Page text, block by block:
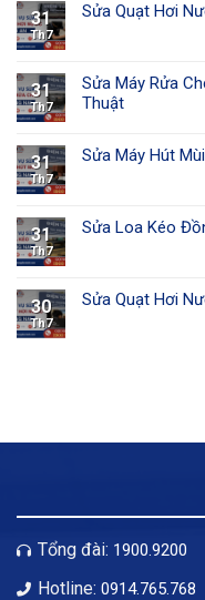
31
Th7
Sửa Quạt Hơi
31
Th7
Sửa Máy Rửa
Thuật
31
Th7
Sửa Máy Hút
31
Th7
Sửa Loa Kéo
30
Th7
Sửa Quạt Hơi
Tổng đài: 1900.9200
Hotline: 0914.765.768